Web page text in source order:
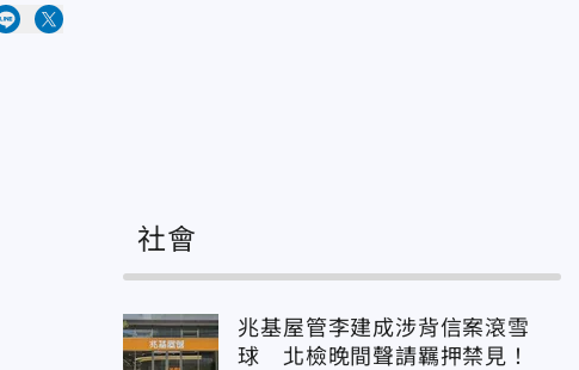
社會
兆基屋管李建成涉背信案滾雪
球 北檢晚間聲請羈押禁見！